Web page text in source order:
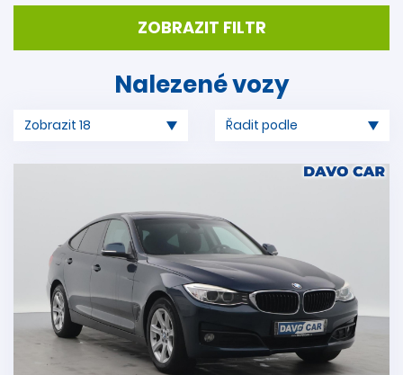
ZOBRAZIT FILTR
Nalezené vozy